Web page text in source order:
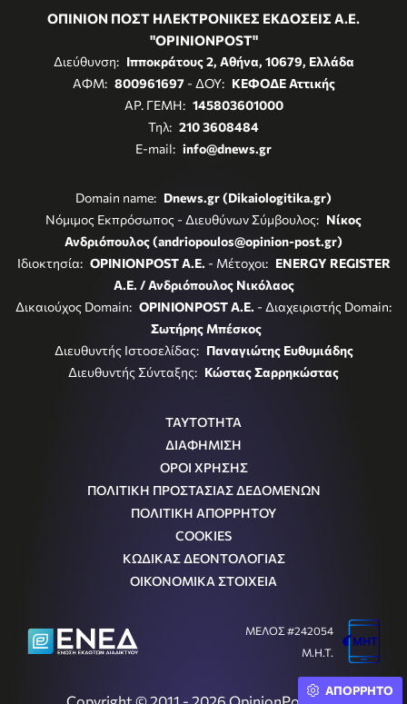
ΟΠΙΝΙΟΝ ΠΟΣΤ ΗΛΕΚΤΡΟΝΙΚΕΣ ΕΚΔΟΣΕΙΣ Α.Ε.
"OPINIONPOST"
Διεύθυνση: Ιπποκράτους 2, Αθήνα, 10679, Ελλάδα
ΑΦΜ: 800961697- ΔΟΥ: ΚΕΦΟΔΕ Αττικής
ΑΡ. ΓΕΜΗ: 145803601000
Τηλ: 210 3608484
E-mail: info@dnews.gr
Domain name: Dnews.gr (Dikaiologitika.gr)
Νόμιμος Εκπρόσωπος - Διευθύνων Σύμβουλος: Νίκος
Ανδριόπουλος (andriopoulos@opinion-post.gr)
Ιδιοκτησία: OPINIONPOST A.E. - Μέτοχοι: ENERGY REGISTER
Α.Ε. / Ανδριόπουλος Νικόλαος
Δικαιούχος Domain: OPINIONPOST A.E. - Διαχειριστής Domain:
Σωτήρης Μπέσκος
Διευθυντής Ιστοσελίδας: Παναγιώτης Ευθυμιάδης
Διευθυντής Σύνταξης: Κώστας Σαρρηκώστας
ΤΑΥΤΟΤΗΤΑ
ΔΙΑΦΗΜΙΣΗ
ΟΡΟΙ ΧΡΗΣΗΣ
ΠΟΛΙΤΙΚΗ ΠΡΟΣΤΑΣΙΑΣ ΔΕΔΟΜΕΝΩΝ
ΠΟΛΙΤΙΚΗ ΑΠΟΡΡΗΤΟΥ
COOKIES
ΚΩΔΙΚΑΣ ΔΕΟΝΤΟΛΟΓΙΑΣ
ΟΙΚΟΝΟΜΙΚΑ ΣΤΟΙΧΕΙΑ
ΜΕΛΟΣ #242054
Μ.Η.Τ.
ΑΠΟΡΡΗΤΟ